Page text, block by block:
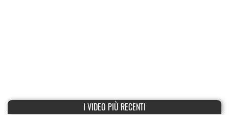
I VIDEO PIÙ RECENTI